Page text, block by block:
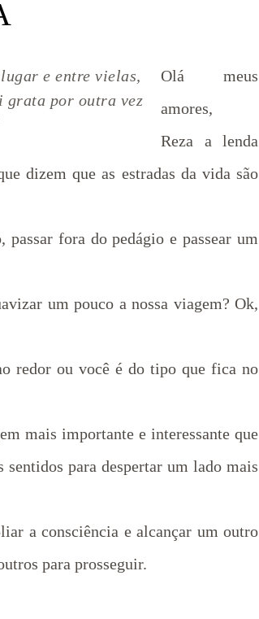
e entre vielas,
grata por outra vez
Olá meus
amores,
Reza a lenda
dizem que as estradas da vida são
fora do pedágio e passear um
um pouco a nossa viagem? Ok,
redor ou você é do tipo que fica no
mais importante e interessante que
sentidos para despertar um lado mais
a consciência e alcançar um outro
para prosseguir.